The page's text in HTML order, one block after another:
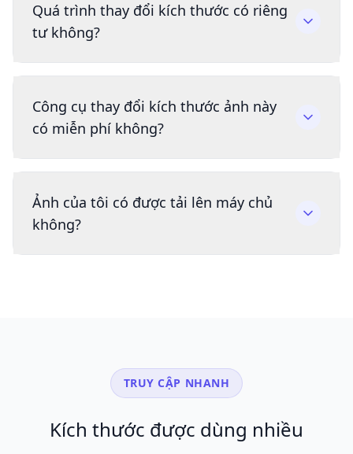
Quá trình thay đổi kích thước có riêng
tư không?
Công cụ thay đổi kích thước ảnh này
có miễn phí không?
Ảnh của tôi có được tải lên máy chủ
không?
TRUY CẬP NHANH
Kích thước được dùng nhiều